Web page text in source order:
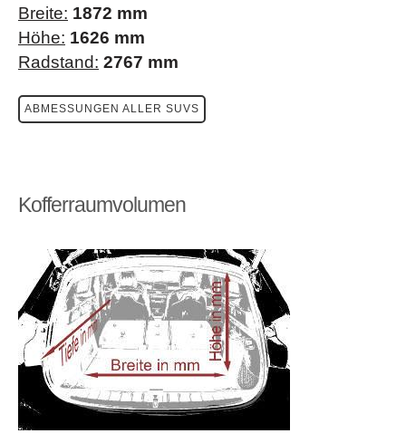
Breite: 1872 mm
Höhe: 1626 mm
Radstand: 2767 mm
ABMESSUNGEN ALLER SUVS
Kofferraumvolumen